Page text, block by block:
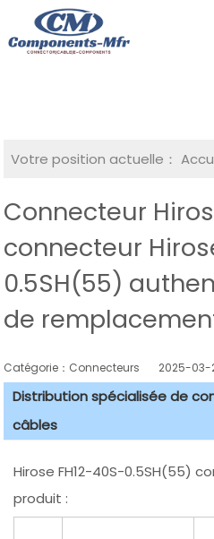
Votre position actuelle：
Connecteur
connecteur
0.5SH(55)
de
Catégorie：Connecteurs 2025-03-
Distribution spécialisée de
câbles
Hirose FH12-40S-0.5SH(55)
produit :